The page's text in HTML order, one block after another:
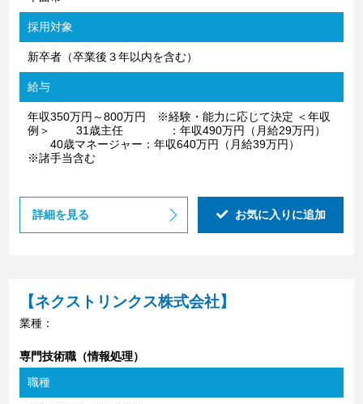
採用対象
新卒者（卒業後３年以内を含む）
給与
年収350万円～800万円 ※経験・能力に応じて決定 ＜年収
例＞ 31歳主任 ：年収490万円（月給29万円）
40歳マネージャー：年収640万円（月給39万円）
※諸手当含む
詳細を見る お気に入りに追加
【ネクストリンクス株式会社】
業種：
専門技術職（情報処理）
職種